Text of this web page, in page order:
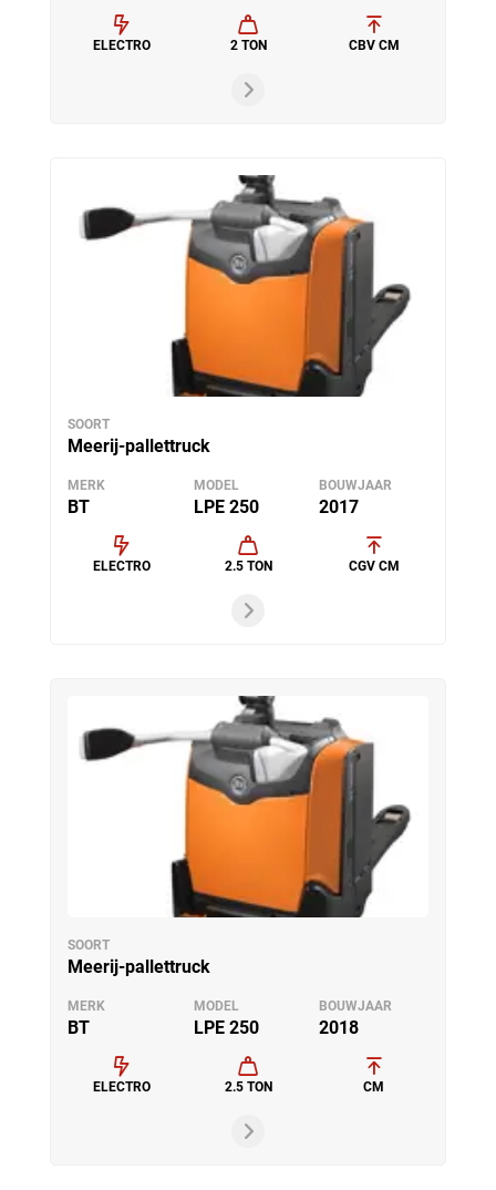
ELECTRO 2 TON CBV CM
SOORT
Meerij-pallettruck
MERK
BT
MODEL
LPE 250
BOUWJAAR
2017
ELECTRO 2.5 TON CGV CM
SOORT
Meerij-pallettruck
MERK
BT
MODEL
LPE 250
BOUWJAAR
2018
ELECTRO 2.5 TON CM